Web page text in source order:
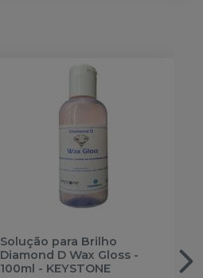
Solução para Brilho
Diamond D Wax Gloss -
100ml - KEYSTONE